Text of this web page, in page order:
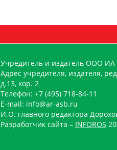
Учредитель и издатель ООО ИА
Адрес учредителя, издателя,
д.13, кор. 2
Телефон: +7 (495) 718-84-11
E-mail: info@ar-asb.ru
И.О. главного редактора
Разработчик сайта – INFOROS